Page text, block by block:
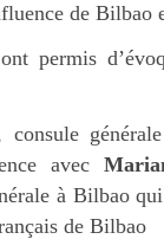
de Bilbao
permis
consule
avec
à Bilbao
de Bilbao